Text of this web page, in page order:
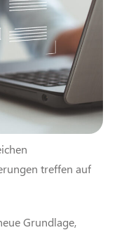
treffen auf
Grundlage,